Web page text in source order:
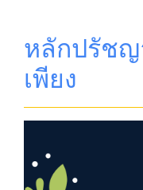
หลักปรัชญ
เพียง